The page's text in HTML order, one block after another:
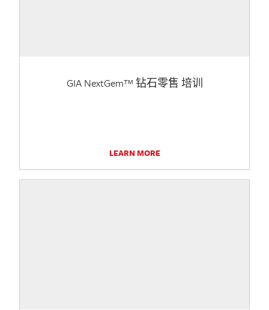
GIA NextGem™ 钻石零售 培训
LEARN MORE